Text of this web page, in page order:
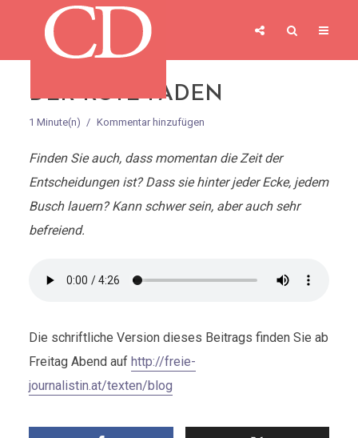
DER ROTE FADEN
1 Minute(n) Kommentar hinzufügen
Finden Sie auch, dass momentan die Zeit der
Entscheidungen ist? Dass sie hinter jeder Ecke, jedem
Busch lauern? Kann schwer sein, aber auch sehr
befreiend.
Die schriftliche Version dieses Beitrags finden Sie ab
Freitag Abend auf http://freie-
journalistin.at/texten/blog